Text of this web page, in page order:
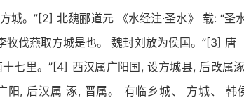
城。”[2] 北魏郦道元 《水经注·圣水》 载: “圣
牧伐燕取方城是也。 魏封刘放为侯国。”[3] 唐
七里。”[4] 西汉属广阳国, 设方城县, 后改属涿
阳, 后汉属 涿, 晋属。 有临乡城、 方城、 韩